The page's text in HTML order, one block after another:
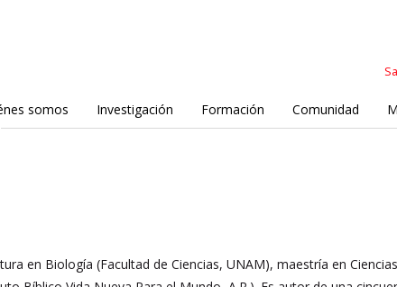
somos Investigación Formación Comunidad
en Biología (Facultad de Ciencias, UNAM), maestría en